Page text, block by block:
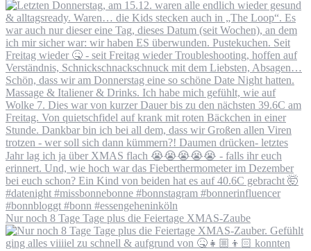
Nur noch 8 Tage Tage plus die Feiertage XMAS-Zaube